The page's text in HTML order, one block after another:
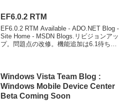
EF6.0.2 RTM
EF6.0.2 RTM Available - ADO.NET Blog -
Site Home - MSDN Blogs.リビジョンアッ
プ。問題点の改修。機能追加は6.1待ちと
Windows Vista Team Blog :
Windows Mobile Device Center
Beta Coming Soon